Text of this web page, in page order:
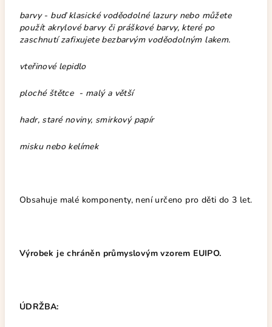
barvy - buď klasické voděodolné lazury nebo můžete
použít akrylové barvy či práškové barvy, které po
zaschnutí zafixujete bezbarvým voděodolným lakem.
vteřinové lepidlo
ploché štětce - malý a větší
hadr, staré noviny, smirkový papír
misku nebo kelímek
Obsahuje malé komponenty, není určeno pro děti do 3 let.
Výrobek je chráněn průmyslovým vzorem EUIPO.
ÚDRŽBA: